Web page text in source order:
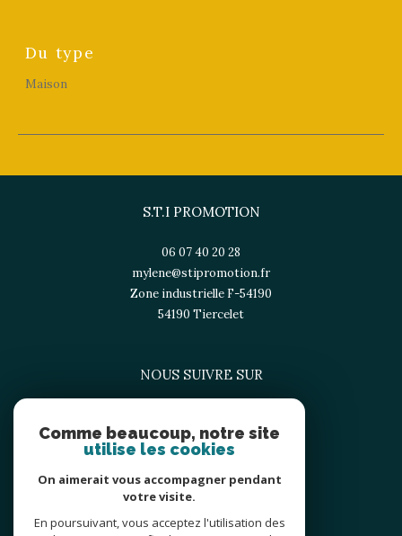
Du type
Maison
S.T.I PROMOTION
06 07 40 20 28
mylene@stipromotion.fr
Zone industrielle F-54190
54190
tiercelet
NOUS SUIVRE SUR
ADHÉRENTS
Comme beaucoup, notre site
utilise les cookies
On aimerait vous accompagner pendant
votre visite.
En poursuivant, vous acceptez l'utilisation des